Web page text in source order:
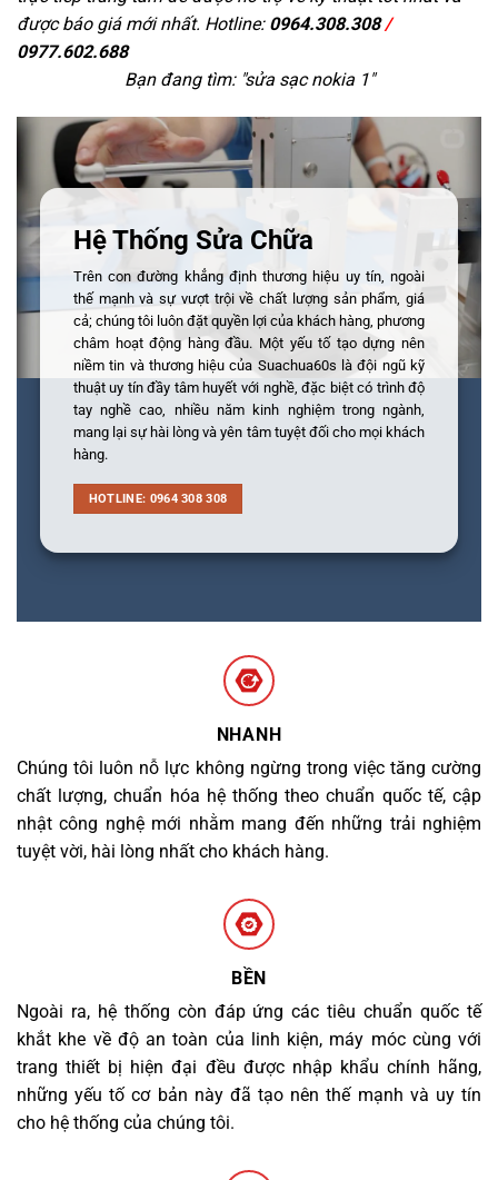
được báo giá mới nhất. Hotline: 0964.308.308/
0977.602.688
Bạn đang tìm: "sửa sạc nokia 1"
Hệ Thống Sửa Chữa
Trên con đường khẳng định thương hiệu uy tín, ngoài
thế mạnh và sự vượt trội về chất lượng sản phẩm, giá
cả; chúng tôi luôn đặt quyền lợi của khách hàng, phương
châm hoạt động hàng đầu. Một yếu tố tạo dựng nên
niềm tin và thương hiệu của Suachua60s là đội ngũ kỹ
thuật uy tín đầy tâm huyết với nghề, đặc biệt có trình độ
tay nghề cao, nhiều năm kinh nghiệm trong ngành,
mang lại sự hài lòng và yên tâm tuyệt đối cho mọi khách
hàng.
HOTLINE: 0964 308 308
NHANH
Chúng tôi luôn nỗ lực không ngừng trong việc tăng cường
chất lượng, chuẩn hóa hệ thống theo chuẩn quốc tế, cập
nhật công nghệ mới nhằm mang đến những trải nghiệm
tuyệt vời, hài lòng nhất cho khách hàng.
BỀN
Ngoài ra, hệ thống còn đáp ứng các tiêu chuẩn quốc tế
khắt khe về độ an toàn của linh kiện, máy móc cùng với
trang thiết bị hiện đại đều được nhập khẩu chính hãng,
những yếu tố cơ bản này đã tạo nên thế mạnh và uy tín
cho hệ thống của chúng tôi.